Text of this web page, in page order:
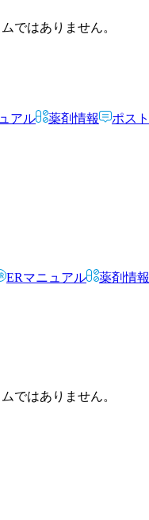
ではありません。
アル 薬剤情報 ポスト
ERマニュアル 薬剤情報
ではありません。